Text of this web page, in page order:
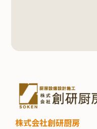
株式会社創研厨房